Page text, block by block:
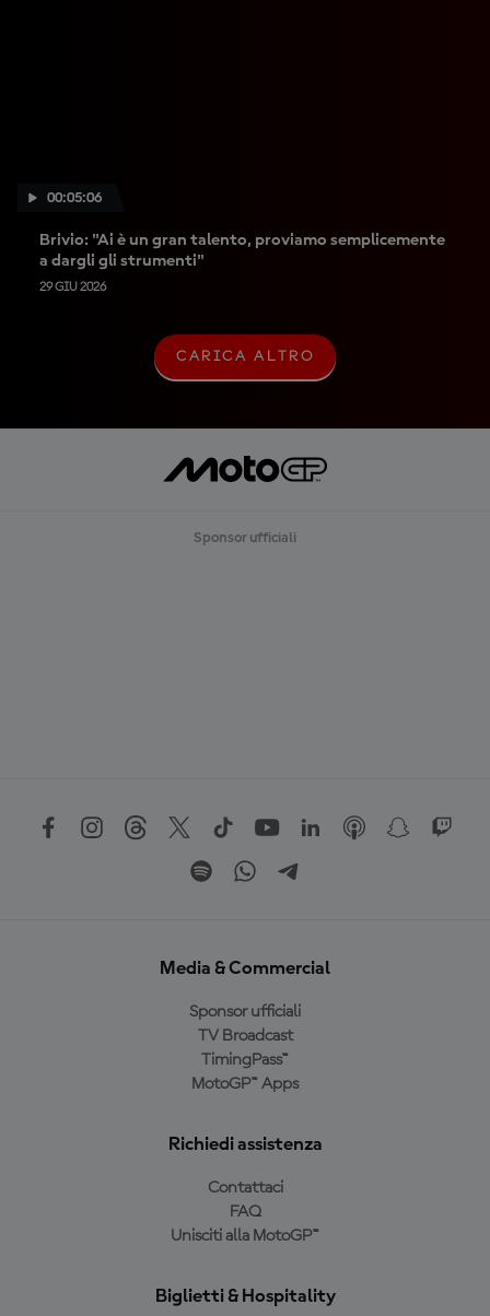
00:05:06
Brivio: "Ai è un gran talento, proviamo semplicemente
a dargli gli strumenti"
29 GIU 2026
C
A
A
A
R
CARICA ALTRO
Sponsor ufficiali
Media & Commercial
Sponsor ufficiali
TV Broadcast
TimingPass™
MotoGP™ Apps
Richiedi assistenza
Contattaci
FAQ
Unisciti alla MotoGP™
Biglietti & Hospitality